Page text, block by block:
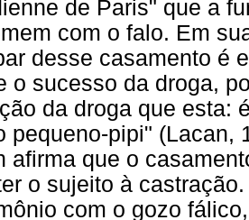
de Paris" que a
com o falo. Em
desse casamento é
o sucesso da droga,
da droga que esta:
pequeno-pipi" (Lacan,
afirma que o
o sujeito à
com o gozo